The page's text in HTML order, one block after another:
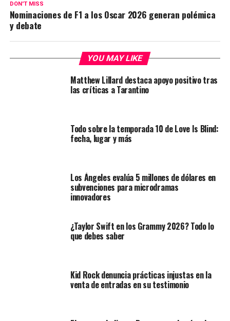
DON'T MISS
Nominaciones de F1 a los Oscar 2026 generan polémica
y debate
YOU MAY LIKE
Matthew Lillard destaca apoyo positivo tras
las críticas a Tarantino
Todo sobre la temporada 10 de Love Is Blind:
fecha, lugar y más
Los Ángeles evalúa 5 millones de dólares en
subvenciones para microdramas
innovadores
¿Taylor Swift en los Grammy 2026? Todo lo
que debes saber
Kid Rock denuncia prácticas injustas en la
venta de entradas en su testimonio